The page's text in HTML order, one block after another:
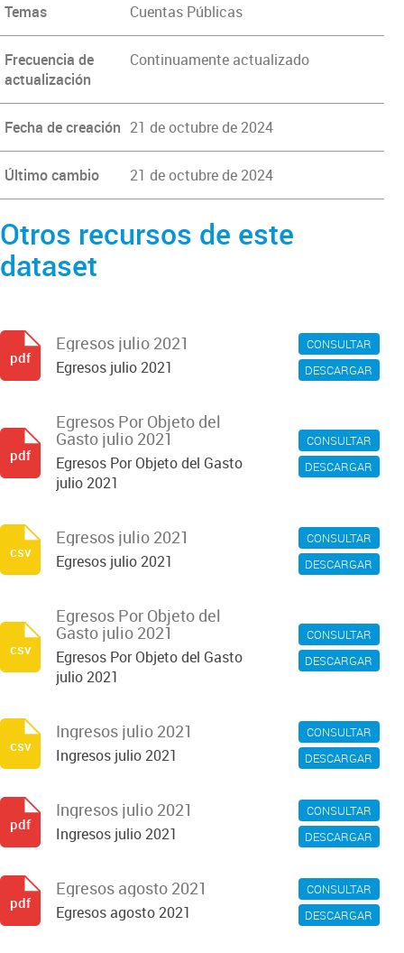
Temas Cuentas Públicas
Frecuencia de
actualización
Continuamente actualizado
Fecha de creación 21 de octubre de 2024
Último cambio 21 de octubre de 2024
Otros recursos de este
dataset
CONSULTAR
DESCARGAR
Egresos julio 2021
Egresos julio 2021
pdf
CONSULTAR
DESCARGAR
Egresos Por Objeto del
Gasto julio 2021
Egresos Por Objeto del Gasto
julio 2021
pdf
CONSULTAR
DESCARGAR
Egresos julio 2021
Egresos julio 2021
csv
CONSULTAR
DESCARGAR
Egresos Por Objeto del
Gasto julio 2021
Egresos Por Objeto del Gasto
julio 2021
csv
CONSULTAR
DESCARGAR
Ingresos julio 2021
Ingresos julio 2021
csv
CONSULTAR
DESCARGAR
Ingresos julio 2021
Ingresos julio 2021
pdf
CONSULTAR
DESCARGAR
Egresos agosto 2021
Egresos agosto 2021
pdf